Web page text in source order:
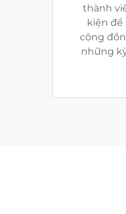
thành
kiện để
cộng
những